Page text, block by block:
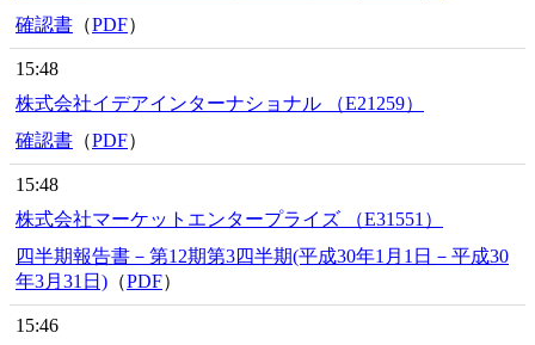
確認書 （PDF）
15:48
株式会社イデアインターナショナル （E21259）
確認書 （PDF）
15:48
株式会社マーケットエンタープライズ （E31551）
四半期報告書－第12期第3四半期(平成30年1月1日－平成30
年3月31日) （PDF）
15:46